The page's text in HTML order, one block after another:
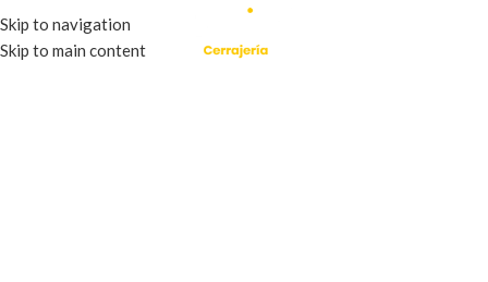
Skip to navigation
Skip to main content